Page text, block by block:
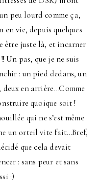
peu lourd comme ça,
en vie, depuis quelques
être juste là, et incarner
Un pas, que je ne suis
: un pied dedans, un
en arrière…Comme
quoique soit !
qui ne s’est même
un orteil vite fait…Bref,
que cela devait
: sans peur et sans
:)